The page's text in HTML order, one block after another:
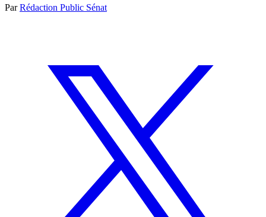
ParRédaction Public Sénat